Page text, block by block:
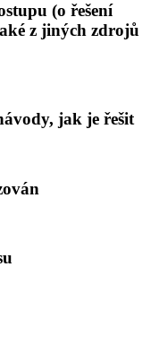
(o řešení
z jiných zdrojů
jak je řešit